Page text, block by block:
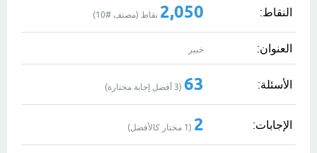
النقاط: 2,050 نقاط (مصنف #10
)
العنوان: خبير
الأسئلة: 63
(
3 أفضل إجابة مختارة)
الإجابات: 2
(
1 مختار كالأفضل)